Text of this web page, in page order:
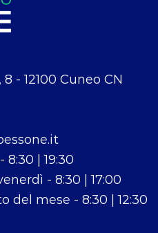
- 12100 Cuneo CN
| 19:30
- 8:30 | 17:00
del mese - 8:30 | 12:30